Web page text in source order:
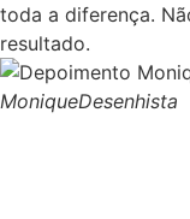
toda a diferença.
resultado.
MoniqueDesenhista